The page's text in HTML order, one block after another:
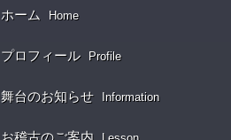
ホーム Home
プロフィール Profile
舞台のお知らせ Information